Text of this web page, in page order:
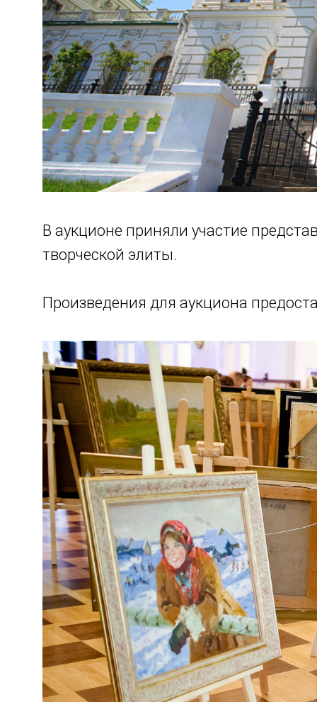
В аукционе приняли участие
творческой элиты.
Произведения для аукциона